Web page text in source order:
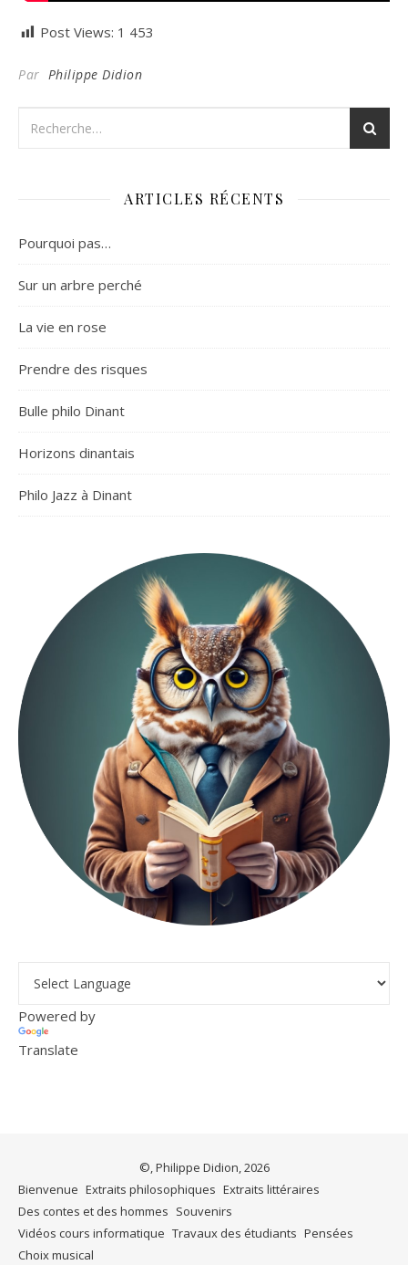
Post Views: 1 453
Par Philippe Didion
ARTICLES RÉCENTS
Pourquoi pas…
Sur un arbre perché
La vie en rose
Prendre des risques
Bulle philo Dinant
Horizons dinantais
Philo Jazz à Dinant
Powered by
Translate
©, Philippe Didion, 2026
Bienvenue Extraits philosophiques Extraits littéraires
Des contes et des hommes Souvenirs
Vidéos cours informatique Travaux des étudiants Pensées
Choix musical